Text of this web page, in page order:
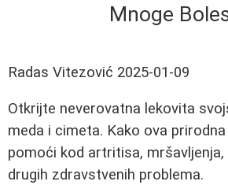
Mnoge
Radas Vitezović 2025-01-09
Otkrijte neverovatna lekovita
meda i cimeta. Kako ova
pomoći kod artritisa,
drugih zdravstvenih problema.